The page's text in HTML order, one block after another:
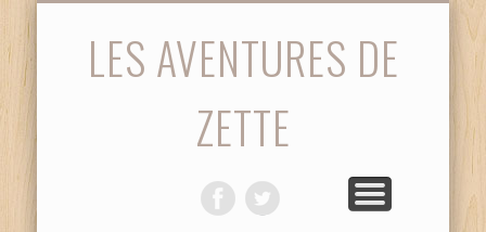
LES AVENTURES DE
ZETTE